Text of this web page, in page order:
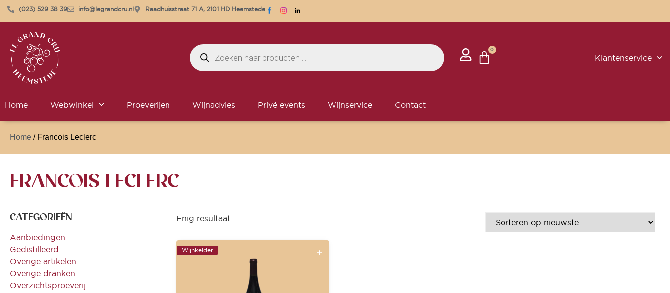
(023) 529 38 39 info@legrandcru.nl Raadhuisstraat 71 A, 2101 HD Heemstede
0
Klantenservice
Home Webwinkel Proeverijen Wijnadvies Privé events Wijnservice Contact
Home / Francois Leclerc
FRANCOIS LECLERC
CATEGORIEËN
Aanbiedingen
Gedistilleerd
Overige artikelen
Overige dranken
Overzichtsproeverij
Enig resultaat
Wijnkelder